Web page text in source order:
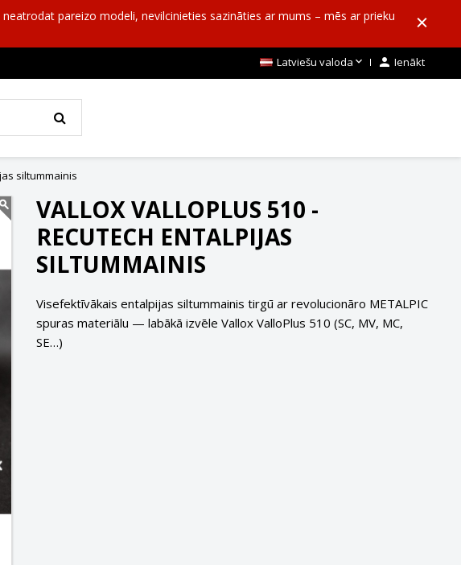
pareizo modeli, nevilcinieties sazināties ar mums – mēs ar prieku
Latviešu valoda  Ienākt
siltummainis
VALLOX VALLOPLUS 510 -
RECUTECH ENTALPIJAS
SILTUMMAINIS
Visefektīvākais entalpijas siltummainis tirgū ar revolucionāro METALPIC
spuras materiālu — labākā izvēle Vallox ValloPlus 510 (SC, MV, MC,
SE…)